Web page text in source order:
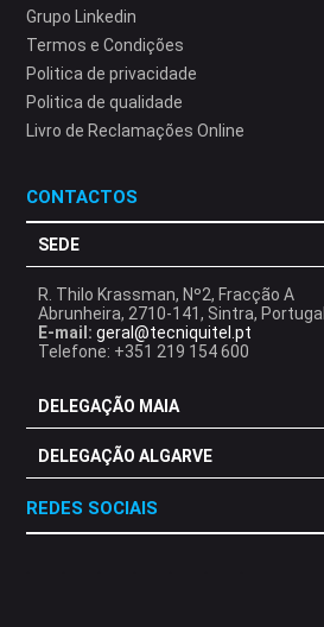
Grupo Linkedin
Termos e Condições
Politica de privacidade
Politica de qualidade
Livro de Reclamações Online
CONTACTOS
SEDE
R. Thilo Krassman, Nº2, Fracção A
Abrunheira, 2710-141, Sintra, Portugal
E-mail: geral@tecniquitel.pt
Telefone: +351 219 154 600
DELEGAÇÃO MAIA
DELEGAÇÃO ALGARVE
REDES SOCIAIS